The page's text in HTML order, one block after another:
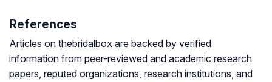
References
Articles on thebridalbox are backed by verified
information from peer-reviewed and academic research
papers, reputed organizations, research institutions, and